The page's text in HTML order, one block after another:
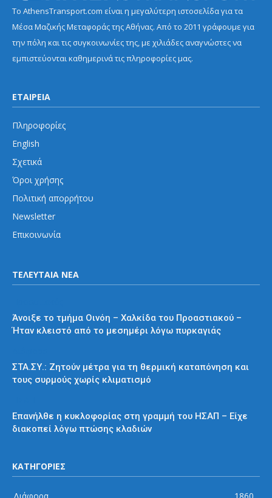
Το AthensTransport.com είναι η μεγαλύτερη ιστοσελίδα για τα
Μέσα Μαζικής Μεταφοράς της Αθήνας. Από το 2011 γράφουμε για
την πόλη και τις συγκοινωνίες της, με χιλιάδες αναγνώστες να
εμπιστεύονται καθημερινά τις πληροφορίες μας.
ΕΤΑΙΡΕΙΑ
Πληροφορίες
English
Σχετικά
Όροι χρήσης
Πολιτική απορρήτου
Newsletter
Επικοινωνία
ΤΕΛΕΥΤΑΙΑ ΝΕΑ
Άνοιξε το τμήμα Οινόη – Χαλκίδα του Προαστιακού –
Ήταν κλειστό από το μεσημέρι λόγω πυρκαγιάς
ΣΤΑ.ΣΥ.: Ζητούν μέτρα για τη θερμική καταπόνηση και
τους συρμούς χωρίς κλιματισμό
Επανήλθε η κυκλοφορίας στη γραμμή του ΗΣΑΠ – Είχε
διακοπεί λόγω πτώσης κλαδιών
ΚΑΤΗΓΟΡΙΕΣ